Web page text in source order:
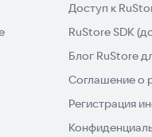
Доступ к
RuStore SDK
Блог RuStore
Соглашение о
Регистрация